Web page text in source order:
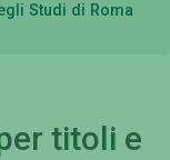
Studi di Roma
titoli e